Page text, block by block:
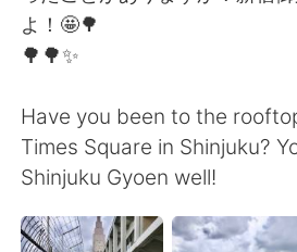
Español العربية
よ！🤩🌳
🌳🌳✨
Have you been to the
Times Square in Shinjuku?
Shinjuku Gyoen well!